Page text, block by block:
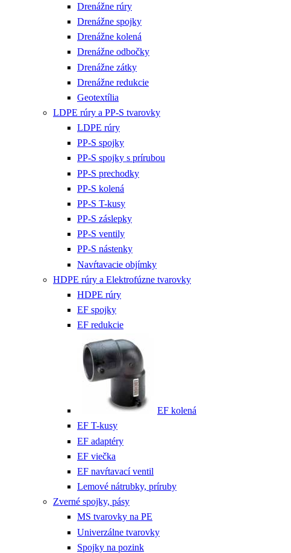
Drenážne rúry
Drenážne spojky
Drenážne kolená
Drenážne odbočky
Drenážne zátky
Drenážne redukcie
Geotextília
LDPE rúry a PP-S tvarovky
LDPE rúry
PP-S spojky
PP-S spojky s prírubou
PP-S prechodky
PP-S kolená
PP-S T-kusy
PP-S záslepky
PP-S ventily
PP-S nástenky
Navŕtavacie objímky
HDPE rúry a Elektrofúzne tvarovky
HDPE rúry
EF spojky
EF redukcie
EF kolená
EF T-kusy
EF adaptéry
EF viečka
EF navŕtavací ventil
Lemové nátrubky, príruby
Zverné spojky, pásy
MS tvarovky na PE
Univerzálne tvarovky
Spojky na pozink